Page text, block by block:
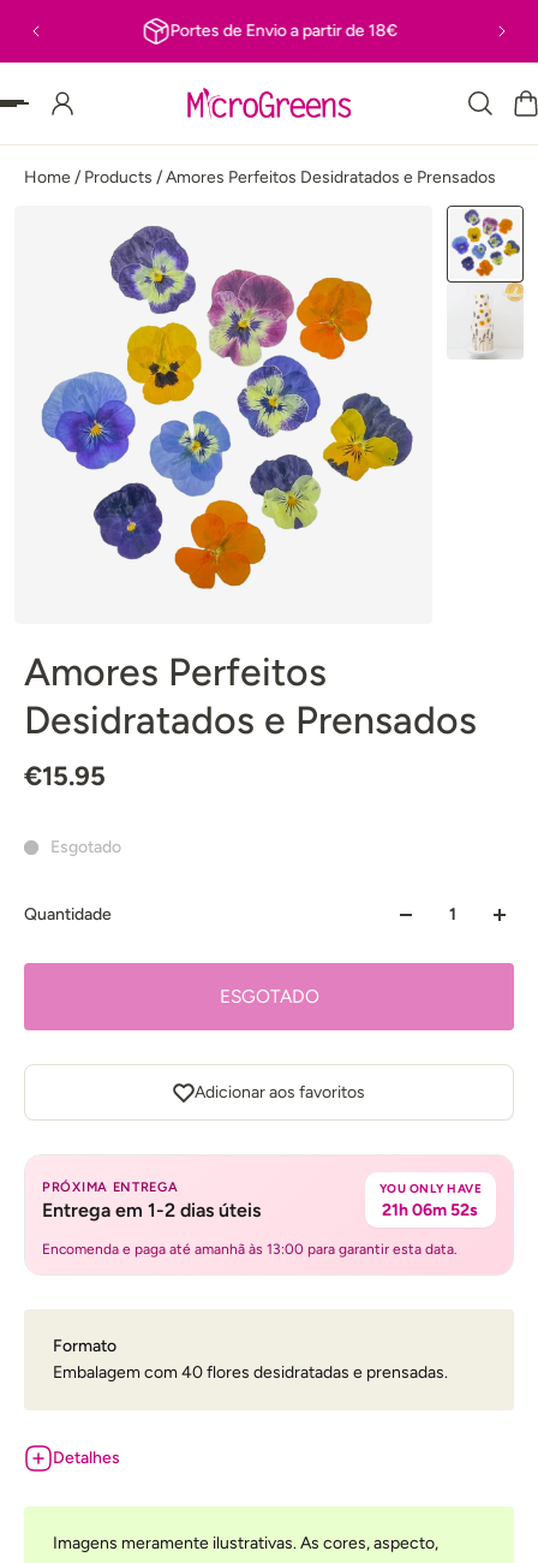
PARA O TEXTO Portes de Envio a partir de 18€
Home/ Products /Amores Perfeitos Desidratados e Prensados
Amores Perfeitos
Desidratados e Prensados
€15.95
Esgotado
Quantidade
ESGOTADO
Adicionar aos favoritos
PRÓXIMA ENTREGA
Entrega em 1-2 dias úteis
YOU ONLY HAVE
21h 06m 52s
Encomenda e paga até amanhã às 13:00 para garantir esta data.
Formato
Embalagem com 40 flores desidratadas e prensadas.
Detalhes
Imagens meramente ilustrativas. As cores, aspecto,